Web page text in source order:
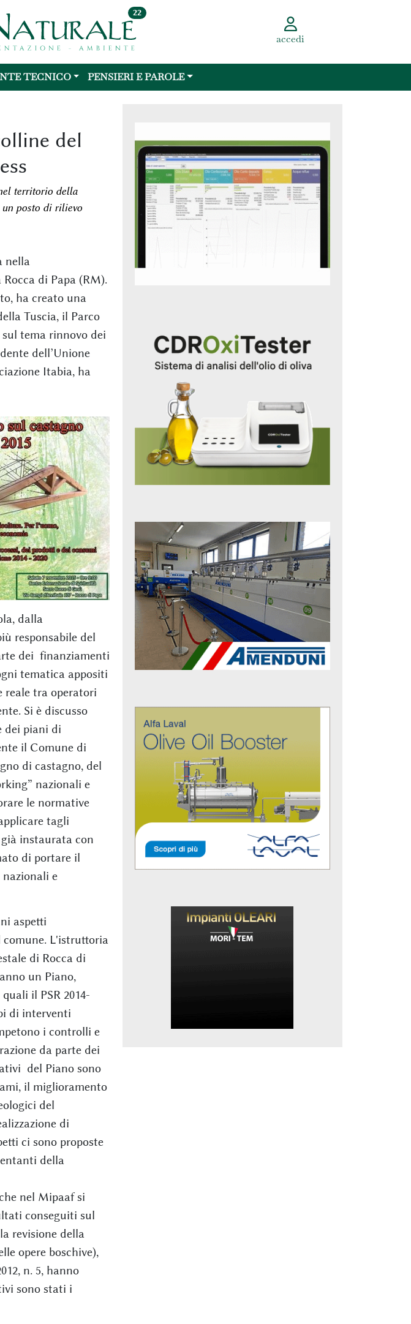
22
accedi
TECNICO PENSIERI E PAROLE
del
territorio della
posto di rilievo
nella
di Papa (RM).
ha creato una
Tuscia, il Parco
sul tema rinnovo dei
dell’Unione
Itabia, ha
dalla
responsabile del
dei finanziamenti
tematica appositi
reale tra operatori
Si è discusso
dei piani di
il Comune di
di castagno, del
nazionali e
le normative
tagli
instaurata con
di portare il
e
aspetti
L'istruttoria
di Rocca di
un Piano,
il PSR 2014-
di interventi
i controlli e
da parte dei
del Piano sono
il miglioramento
del
di
ci sono proposte
della
nel Mipaaf si
conseguiti sul
revisione della
opere boschive),
n. 5, hanno
sono stati i